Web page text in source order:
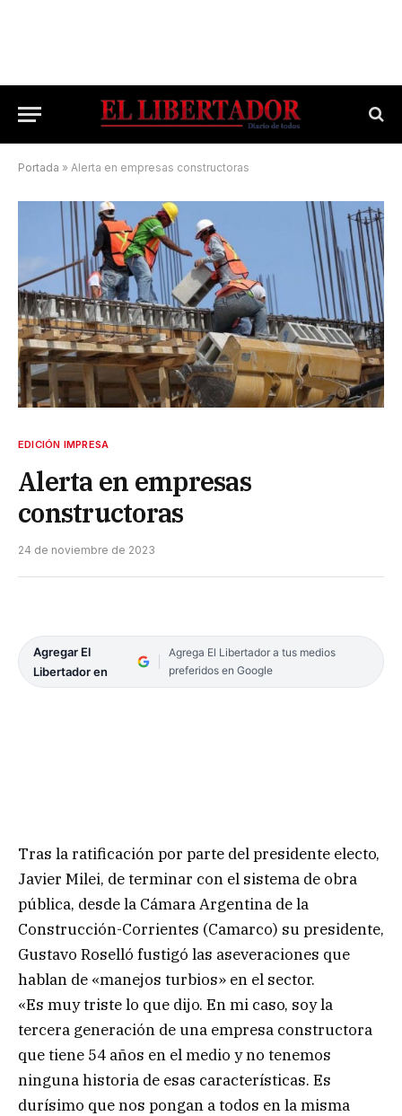
Portada » Alerta en empresas constructoras
EDICIÓN IMPRESA
Alerta en empresas
constructoras
24 de noviembre de 2023
Agregar El
Libertador en
Agrega El Libertador a tus medios
preferidos en Google
Tras la ratificación por parte del presidente electo,
Javier Milei, de terminar con el sistema de obra
pública, desde la Cámara Argentina de la
Construcción-Corrientes (Camarco) su presidente,
Gustavo Roselló fustigó las aseveraciones que
hablan de «manejos turbios» en el sector.
«Es muy triste lo que dijo. En mi caso, soy la
tercera generación de una empresa constructora
que tiene 54 años en el medio y no tenemos
ninguna historia de esas características. Es
durísimo que nos pongan a todos en la misma